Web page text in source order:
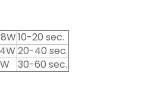
10-20 sec.
20-40 sec.
30-60 sec.